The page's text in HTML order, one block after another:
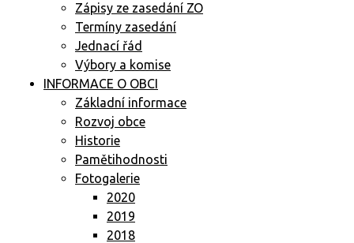
Zápisy ze zasedání ZO
Termíny zasedání
Jednací řád
Výbory a komise
INFORMACE O OBCI
Základní informace
Rozvoj obce
Historie
Pamětihodnosti
Fotogalerie
2020
2019
2018